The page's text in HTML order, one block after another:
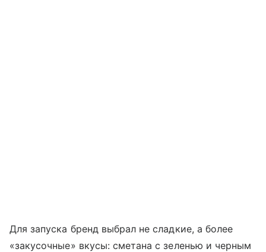
Для запуска бренд выбрал не сладкие, а более
«закусочные» вкусы: сметана с зеленью и черным